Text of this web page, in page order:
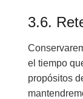
3.6.
el tiempo
propósitos